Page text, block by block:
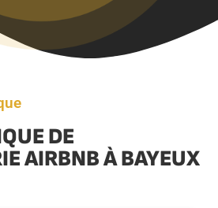
DE
AIRBNB À BAYEUX